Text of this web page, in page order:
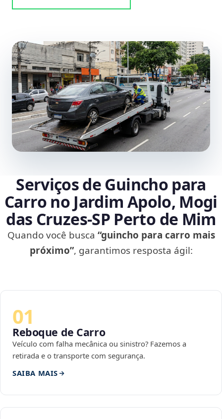
Serviços de Guincho para
Carro no Jardim Apolo, Mogi
das Cruzes‑SP Perto de Mim
Quando você busca “guincho para carro mais
próximo”, garantimos resposta ágil:
01
Reboque de Carro
Veículo com falha mecânica ou sinistro? Fazemos a
retirada e o transporte com segurança.
SAIBA MAIS